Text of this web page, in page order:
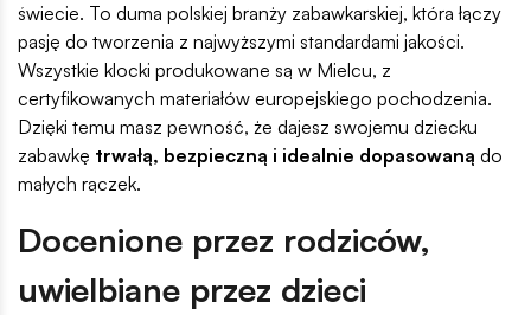
świecie. To duma polskiej branży zabawkarskiej, która łączy
pasję do tworzenia z najwyższymi standardami jakości.
Wszystkie klocki produkowane są w Mielcu, z
certyfikowanych materiałów europejskiego pochodzenia.
Dzięki temu masz pewność, że dajesz swojemu dziecku
zabawkę trwałą, bezpieczną i idealnie dopasowaną do
małych rączek.
Docenione przez rodziców,
uwielbiane przez dzieci